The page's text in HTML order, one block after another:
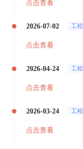
点击查看
2026-07-02 工
点击查看
2026-04-24 工
点击查看
2026-03-24 工
点击查看